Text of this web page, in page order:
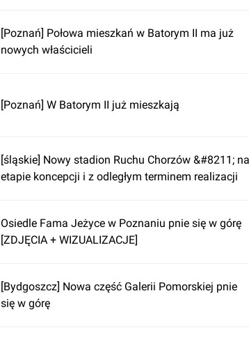
[Poznań] Połowa mieszkań w Batorym II ma już
nowych właścicieli
[Poznań] W Batorym II już mieszkają
[śląskie] Nowy stadion Ruchu Chorzów &#8211; na
etapie koncepcji i z odległym terminem realizacji
Osiedle Fama Jeżyce w Poznaniu pnie się w górę
[ZDJĘCIA + WIZUALIZACJE]
[Bydgoszcz] Nowa część Galerii Pomorskiej pnie
się w górę